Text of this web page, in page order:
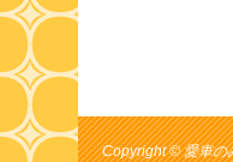
Copyright © 愛車の